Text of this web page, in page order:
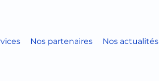
Nos partenaires Nos actualités